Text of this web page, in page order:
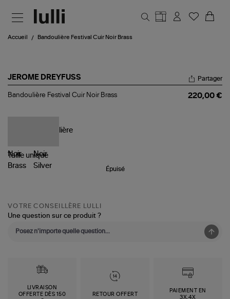
Accueil Bandoulière Festival Cuir Noir Brass
JEROME DREYFUSS
Bandoulière
Partager
Bandoulière Festival Cuir Noir Brass 220,00 €
Taille unique
Épuisé
VOTRE CONSEILLÈRE LULLI
Une question sur ce produit ?
LIVRAISON
OFFERTE DÈS 150
RETOUR OFFERT
PAIEMENT EN
3X,4X